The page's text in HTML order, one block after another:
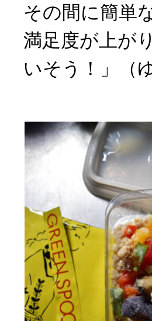
その間に簡単
満足度が上が
いそう！」（